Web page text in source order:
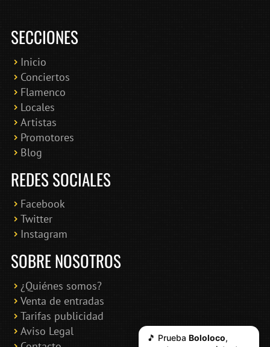
SECCIONES
Inicio
Conciertos
Flamenco
Locales
Artistas
Promotores
Blog
REDES SOCIALES
Facebook
Twitter
Instagram
SOBRE NOSOTROS
¿Quiénes somos?
Venta de entradas
Tarifas publicidad
Aviso Legal
🎵 Prueba Bololoco,